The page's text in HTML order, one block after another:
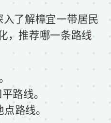
了解樟宜一带居民
，推荐哪一条路线
路线。
路线。